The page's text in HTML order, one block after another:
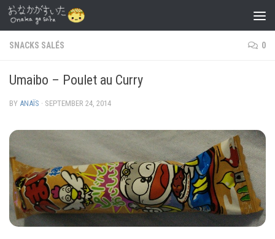
Skip to content
SNACKS SALÉS 0
Umaibo – Poulet au Curry
BY ANAÏS · SEPTEMBER 24, 2014